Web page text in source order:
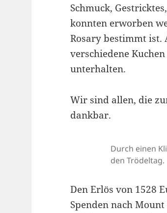
Schmuck,
konnten erworben
Rosary bestimmt ist.
verschiedene
unterhalten.
Wir sind allen, die
dankbar.
Durch einen
den Trödeltag.
Den Erlös von 1528
Spenden nach